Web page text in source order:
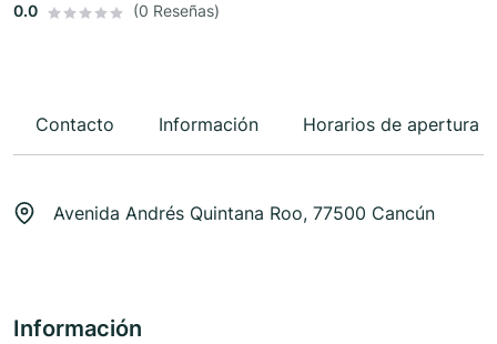
0.0 (0 Reseñas)
Contacto Información Horarios de apertura
Avenida Andrés Quintana Roo, 77500 Cancún
Información